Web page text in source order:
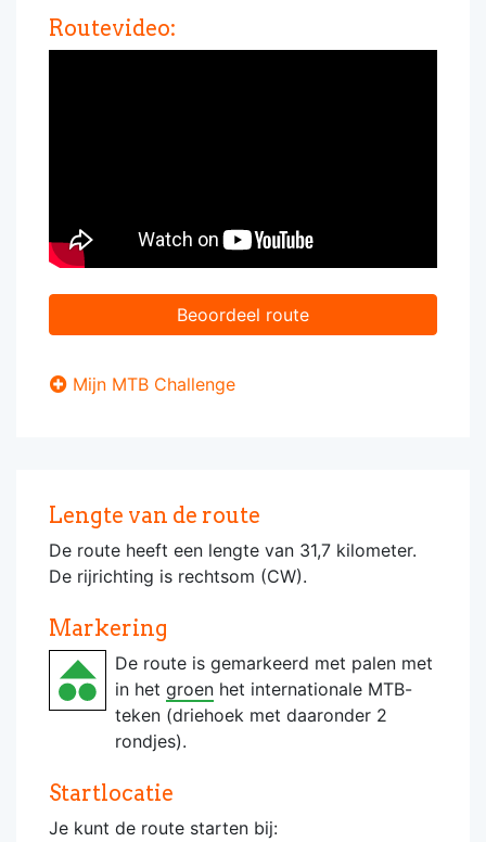
Routevideo:
Beoordeel route
Mijn MTB Challenge
Lengte van de route
De route heeft een lengte van 31,7 kilometer.
De rijrichting is rechtsom (CW).
Markering
De route is gemarkeerd met palen met
in het groen het internationale MTB-
teken (driehoek met daaronder 2
rondjes).
Startlocatie
Je kunt de route starten bij: